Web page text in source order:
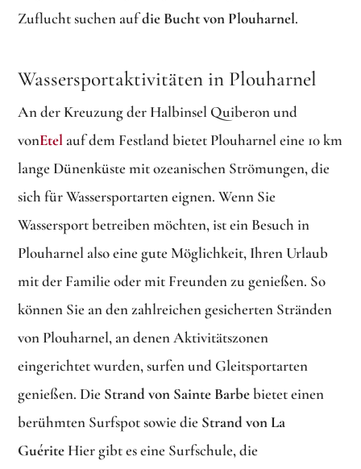
Zuflucht suchen aufdie Bucht von Plouharnel.
Wassersportaktivitäten in Plouharnel
An der Kreuzung der Halbinsel Quiberon und
vonEtel auf dem Festland bietet Plouharnel eine 10 km
lange Dünenküste mit ozeanischen Strömungen, die
sich für Wassersportarten eignen. Wenn Sie
Wassersport betreiben möchten, ist ein Besuch in
Plouharnel also eine gute Möglichkeit, Ihren Urlaub
mit der Familie oder mit Freunden zu genießen. So
können Sie an den zahlreichen gesicherten Stränden
von Plouharnel, an denen Aktivitätszonen
eingerichtet wurden, surfen und Gleitsportarten
genießen. Die Strand von Sainte Barbebietet einen
berühmten Surfspot sowie die Strand von La
Guérite Hier gibt es eine Surfschule, die